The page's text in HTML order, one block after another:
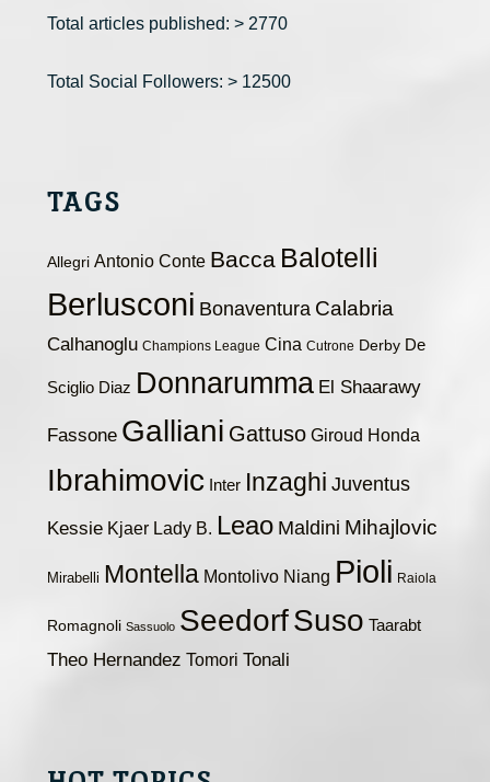
Total articles published: > 2770
Total Social Followers: > 12500
TAGS
Allegri Antonio Conte Bacca Balotelli
Berlusconi Bonaventura Calabria
Calhanoglu Champions League Cina Cutrone Derby De
Sciglio Diaz Donnarumma El Shaarawy
Fassone Galliani Gattuso Giroud Honda
Ibrahimovic Inter Inzaghi Juventus
Kessie Kjaer Lady B. Leao Maldini Mihajlovic
Mirabelli Montella Montolivo Niang Pioli Raiola
Romagnoli Sassuolo SeedorfSuso Taarabt
Theo Hernandez Tomori Tonali